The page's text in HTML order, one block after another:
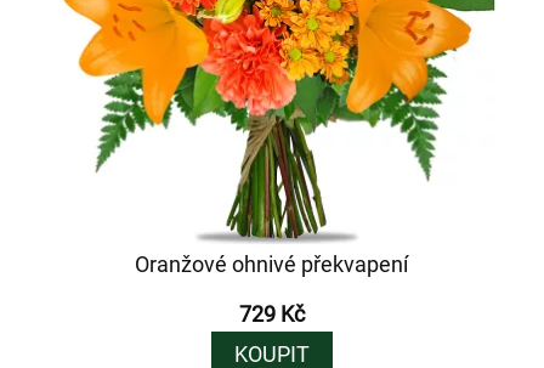
Oranžové ohnivé překvapení
729 Kč
KOUPIT